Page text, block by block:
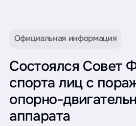
Официальная информация
Состоялся Совет
спорта лиц с
опорно-
аппарата